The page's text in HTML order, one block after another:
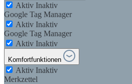
Aktiv Inaktiv
Google Tag Manager
Aktiv Inaktiv
Google Tag Manager
Aktiv Inaktiv
Komfortfunktionen
Aktiv Inaktiv
Merkzettel